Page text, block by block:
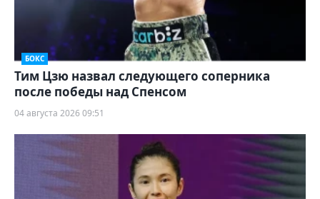
БОКС
Тим Цзю назвал следующего соперника
после победы над Спенсом
04 августа 2026 09:51